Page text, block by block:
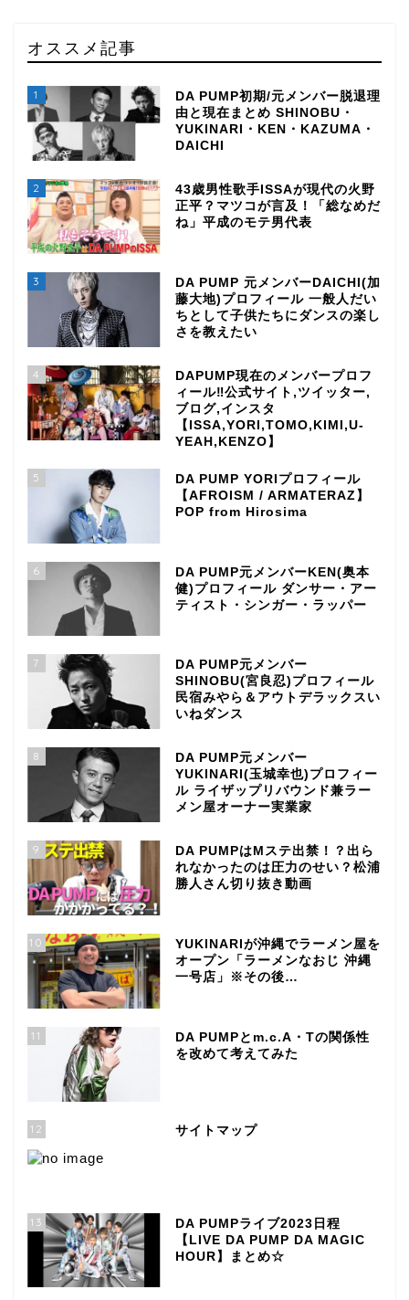
オススメ記事
1
DA PUMP初期/元メンバー脱退理
由と現在まとめ SHINOBU・
YUKINARI・KEN・KAZUMA・
DAICHI
2
43歳男性歌手ISSAが現代の火野
正平？マツコが言及！「総なめだ
ね」平成のモテ男代表
3
DA PUMP 元メンバーDAICHI(加
藤大地)プロフィール 一般人だい
ちとして子供たちにダンスの楽し
さを教えたい
4
DAPUMP現在のメンバープロフ
ィール‼公式サイト,ツイッター,
ブログ,インスタ
【ISSA,YORI,TOMO,KIMI,U-
YEAH,KENZO】
5
DA PUMP YORIプロフィール
【AFROISM / ARMATERAZ】
POP from Hirosima
6
DA PUMP元メンバーKEN(奥本
健)プロフィール ダンサー・アー
ティスト・シンガー・ラッパー
7
DA PUMP元メンバー
SHINOBU(宮良忍)プロフィール
民宿みやら＆アウトデラックスい
いねダンス
8
DA PUMP元メンバー
YUKINARI(玉城幸也)プロフィー
ル ライザップリバウンド兼ラー
メン屋オーナー実業家
9
DA PUMPはMステ出禁！？出ら
れなかったのは圧力のせい？松浦
勝人さん切り抜き動画
10
YUKINARIが沖縄でラーメン屋を
オープン「ラーメンなおじ 沖縄
一号店」※その後…
11
DA PUMPとm.c.A・Tの関係性
を改めて考えてみた
12 サイトマップ
13
DA PUMPライブ2023日程
【LIVE DA PUMP DA MAGIC
HOUR】まとめ☆